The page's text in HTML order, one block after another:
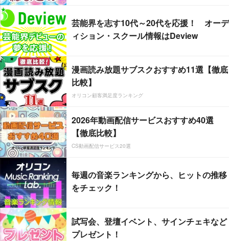
芸能界を志す10代～20代を応援！ オーデ
ィション・スクール情報はDeview
漫画読み放題サブスクおすすめ11選【徹底
比較】
オリコン顧客満足度ランキング
2026年動画配信サービスおすすめ40選
【徹底比較】
CS動画配信サービス20選
毎週の音楽ランキングから、ヒットの推移
をチェック！
試写会、登壇イベント、サインチェキなど
プレゼント！